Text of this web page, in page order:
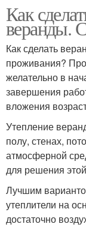
Как
веранды.
Как сделать
проживания?
желательно в
завершения
вложения
Утепление
полу, стенах,
атмосферной
для решения
Лучшим
утеплители на
достаточно